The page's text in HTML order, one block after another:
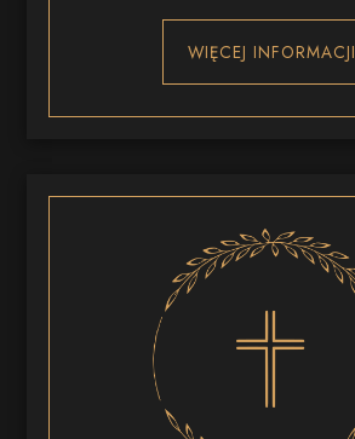
WIĘCEJ INFORMACJI